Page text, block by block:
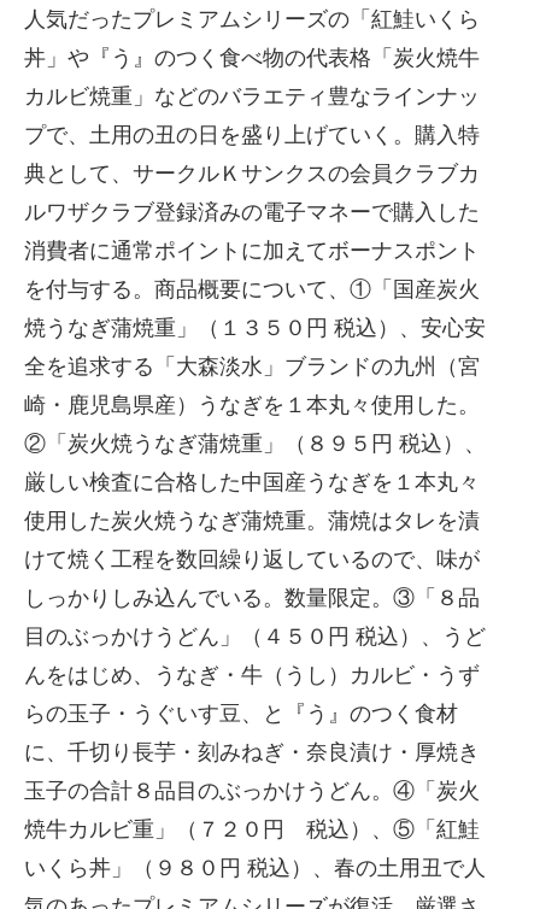
人気だったプレミアムシリーズの「紅鮭いくら
丼」や『う』のつく食べ物の代表格「炭火焼牛
カルビ焼重」などのバラエティ豊なラインナッ
プで、土用の丑の日を盛り上げていく。購入特
典として、サークルＫサンクスの会員クラブカ
ルワザクラブ登録済みの電子マネーで購入した
消費者に通常ポイントに加えてボーナスポント
を付与する。商品概要について、①「国産炭火
焼うなぎ蒲焼重」（１３５０円 税込）、安心安
全を追求する「大森淡水」ブランドの九州（宮
崎・鹿児島県産）うなぎを１本丸々使用した。
②「炭火焼うなぎ蒲焼重」（８９５円 税込）、
厳しい検査に合格した中国産うなぎを１本丸々
使用した炭火焼うなぎ蒲焼重。蒲焼はタレを漬
けて焼く工程を数回繰り返しているので、味が
しっかりしみ込んでいる。数量限定。③「８品
目のぶっかけうどん」（４５０円 税込）、うど
んをはじめ、うなぎ・牛（うし）カルビ・うず
らの玉子・うぐいす豆、と『う』のつく食材
に、千切り長芋・刻みねぎ・奈良漬け・厚焼き
玉子の合計８品目のぶっかけうどん。④「炭火
焼牛カルビ重」（７２０円 税込）、⑤「紅鮭
いくら丼」（９８０円 税込）、春の土用丑で人